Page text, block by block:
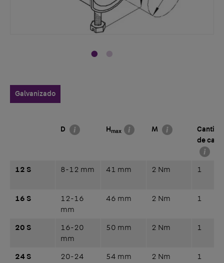
Galvanizado
D H max M
de
12 S 8-12 mm 41 mm 2 Nm 1
16 S
12-16
mm
46 mm 2 Nm 1
20 S
16-20
mm
50 mm 2 Nm 1
24 S
20-24
54 mm 2 Nm 1